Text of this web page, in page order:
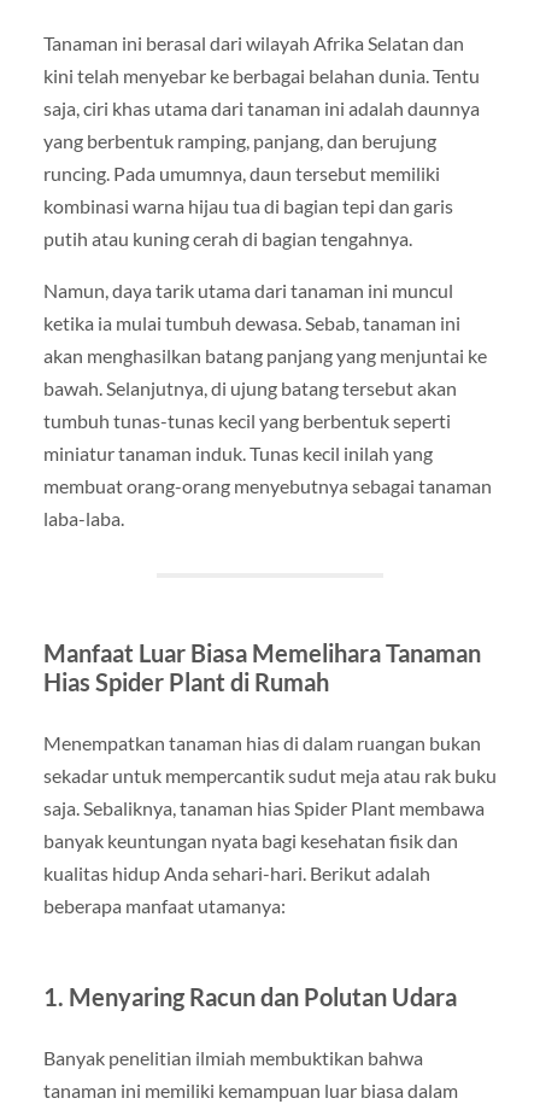
Tanaman ini berasal dari wilayah Afrika Selatan dan
kini telah menyebar ke berbagai belahan dunia. Tentu
saja, ciri khas utama dari tanaman ini adalah daunnya
yang berbentuk ramping, panjang, dan berujung
runcing. Pada umumnya, daun tersebut memiliki
kombinasi warna hijau tua di bagian tepi dan garis
putih atau kuning cerah di bagian tengahnya.
Namun, daya tarik utama dari tanaman ini muncul
ketika ia mulai tumbuh dewasa. Sebab, tanaman ini
akan menghasilkan batang panjang yang menjuntai ke
bawah. Selanjutnya, di ujung batang tersebut akan
tumbuh tunas-tunas kecil yang berbentuk seperti
miniatur tanaman induk. Tunas kecil inilah yang
membuat orang-orang menyebutnya sebagai tanaman
laba-laba.
Manfaat Luar Biasa Memelihara Tanaman
Hias Spider Plant di Rumah
Menempatkan tanaman hias di dalam ruangan bukan
sekadar untuk mempercantik sudut meja atau rak buku
saja. Sebaliknya, tanaman hias Spider Plant membawa
banyak keuntungan nyata bagi kesehatan fisik dan
kualitas hidup Anda sehari-hari. Berikut adalah
beberapa manfaat utamanya:
1. Menyaring Racun dan Polutan Udara
Banyak penelitian ilmiah membuktikan bahwa
tanaman ini memiliki kemampuan luar biasa dalam